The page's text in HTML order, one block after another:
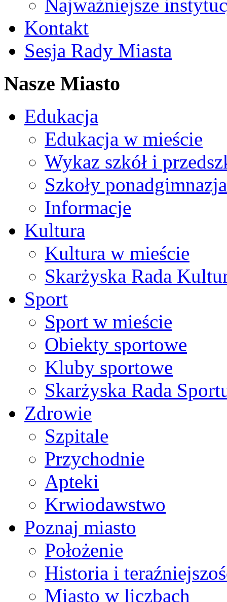
Najważniejsze
Kontakt
Sesja Rady Miasta
Nasze Miasto
Edukacja
Edukacja w mieście
Wykaz szkół i
Szkoły
Informacje
Kultura
Kultura w mieście
Skarżyska Rada
Sport
Sport w mieście
Obiekty sportowe
Kluby sportowe
Skarżyska Rada
Zdrowie
Szpitale
Przychodnie
Apteki
Krwiodawstwo
Poznaj miasto
Położenie
Historia i
Miasto w liczbach